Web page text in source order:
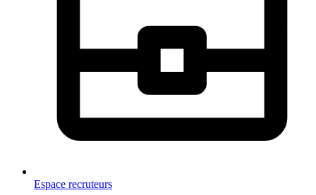
Espace recruteurs